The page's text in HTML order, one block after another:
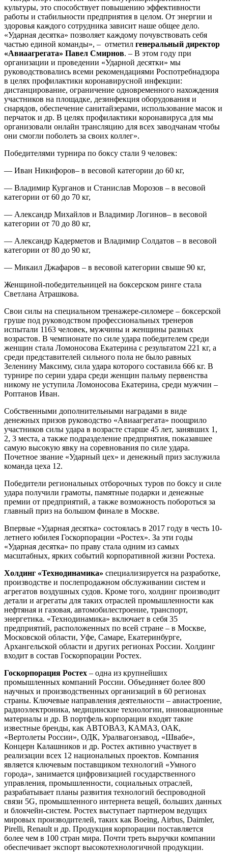
культуры, это способствует повышению эффективности
работы и стабильности предприятия в целом. От энергии и
здоровья каждого сотрудника зависит наше общее дело.
«Ударная десятка» позволяет каждому почувствовать себя
частью единой команды», – отметил генеральный директор
«Авиаагрегата» Павел Смирнов. – В этом году при
организации и проведении «Ударной десятки» мы
руководствовались всеми рекомендациями Роспотребнадзора
в целях профилактики коронавирусной инфекции:
дистанцирование, ограничение одновременного нахождения
участников на площадке, дезинфекция оборудования и
снарядов, обеспечение санитайзерами, использование масок и
перчаток и др. В целях профилактики коронавируса для мы
организовали онлайн трансляцию для всех заводчанам чтобы
они смогли поболеть за своих коллег».
Победителями турнира по боксу стали 9 человек:
— Иван Никифоров– в весовой категории до 60 кг,
— Владимир Курганов и Станислав Морозов – в весовой
категории от 60 до 70 кг,
— Александр Михайлов и Владимир Логинов– в весовой
категории от 70 до 80 кг,
— Александр Кадерметов и Владимир Солдатов – в весовой
категории от 80 до 90 кг,
— Микаил Джафаров – в весовой категории свыше 90 кг,
Женщиной-победительницей на боксерском ринге стала
Светлана Атрашкова.
Свои силы на специальном тренажере-силомере – боксерской
груше под руководством профессиональных тренеров
испытали 1163 человек, мужчины и женщины разных
возрастов. В чемпионате по силе удара победителем среди
женщин стала Ломоносова Екатерина с результатом 221 кг, а
среди представителей сильного пола не было равных
Зеленину Максиму, сила удара которого составила 666 кг. В
турнире по серии удара среди женщин пальму первенства
никому не уступила Ломоносова Екатерина, среди мужчин –
Роптанов Иван.
Собственными дополнительными наградами в виде
денежных призов руководство «Авиаагрегата» поощрило
участников силы удара в возрасте старше 45 лет, занявших 1,
2, 3 места, а также подразделение предприятия, показавшее
самую высокую явку на соревнования по силе удара.
Почетное звание «Ударный цех» и денежный приз заслужила
команда цеха 12.
Победители региональных отборочных туров по боксу и силе
удара получили грамоты, памятные подарки и денежные
премии от предприятий, а также возможность побороться за
главный приз на большом финале в Москве.
Впервые «Ударная десятка» состоялась в 2017 году в честь 10-
летнего юбилея Госкорпорации «Ростех». За эти годы
«Ударная десятка» по праву стала одним из самых
масштабных, ярких событий корпоративной жизни Ростеха.
Холдинг «Технодинамика» специализируется на разработке,
производстве и послепродажном обслуживании систем и
агрегатов воздушных судов. Кроме того, холдинг производит
детали и агрегаты для таких отраслей промышленности как
нефтяная и газовая, автомобилестроение, транспорт,
энергетика. «Технодинамика» включает в себя 35
предприятий, расположенных по всей стране – в Москве,
Московской области, Уфе, Самаре, Екатеринбурге,
Архангельской области и других регионах России. Холдинг
входит в состав Госкорпорации Ростех.
Госкорпорация Ростех – одна из крупнейших
промышленных компаний России. Объединяет более 800
научных и производственных организаций в 60 регионах
страны. Ключевые направления деятельности – авиастроение,
радиоэлектроника, медицинские технологии, инновационные
материалы и др. В портфель корпорации входят такие
известные бренды, как АВТОВАЗ, КАМАЗ, ОАК,
«Вертолеты России», ОДК, Уралвагонзавод, «Швабе»,
Концерн Калашников и др. Ростех активно участвует в
реализации всех 12 национальных проектов. Компания
является ключевым поставщиком технологий «Умного
города», занимается цифровизацией государственного
управления, промышленности, социальных отраслей,
разрабатывает планы развития технологий беспроводной
связи 5G, промышленного интернета вещей, больших данных
и блокчейн-систем. Ростех выступает партнером ведущих
мировых производителей, таких как Boeing, Airbus, Daimler,
Pirelli, Renault и др. Продукция корпорации поставляется
более чем в 100 стран мира. Почти треть выручки компании
обеспечивает экспорт высокотехнологичной продукции.